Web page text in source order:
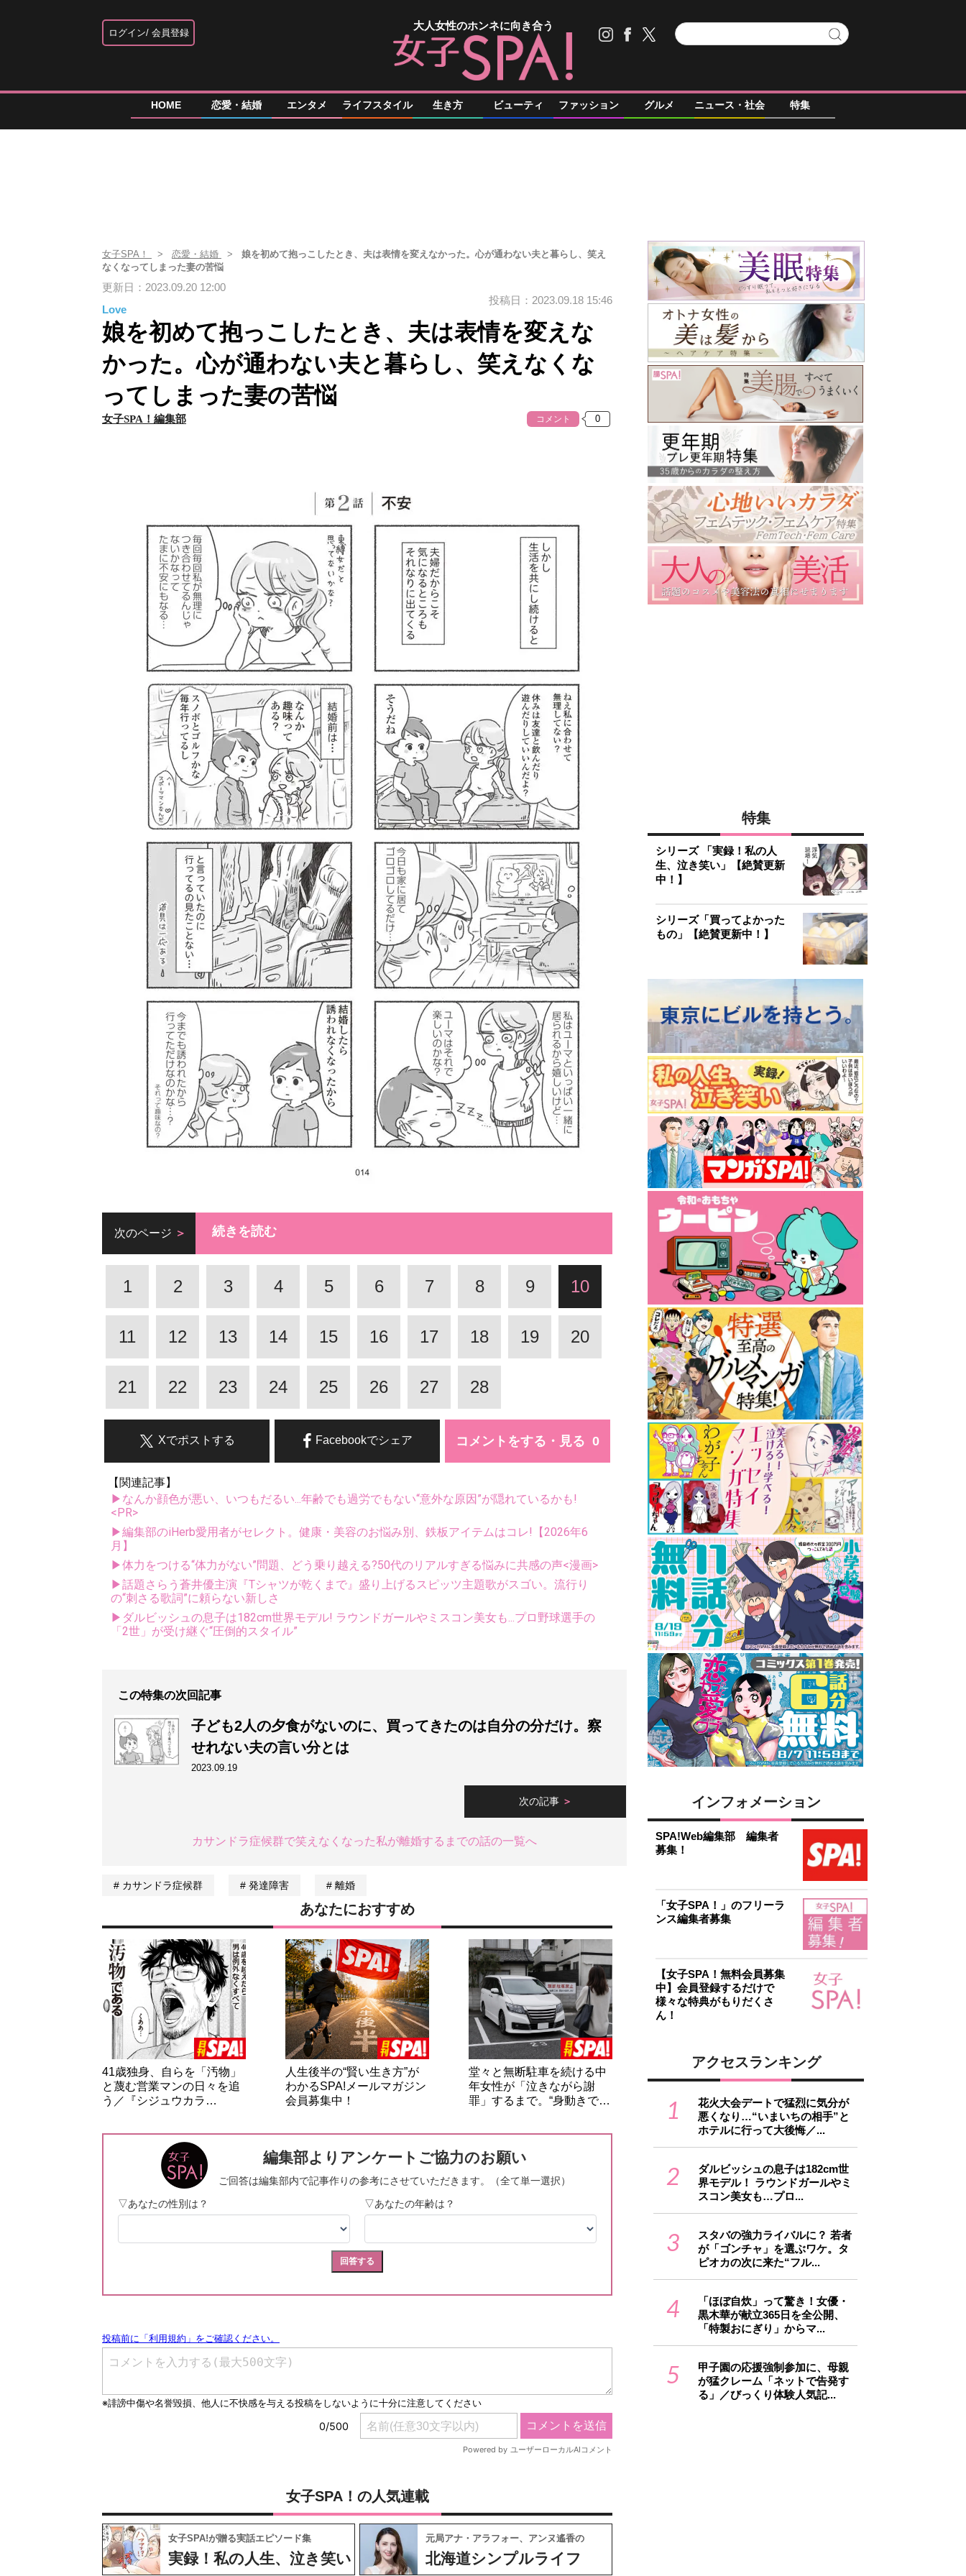
ログイン 会員登録
大人女性のホンネに向き合う
HOME 恋愛・結婚 エンタメ ライフスタイル 生き方 ビューティ ファッション グルメ ニュース・社会 特集
女子SPA！ 恋愛・結婚
娘を初めて抱っこしたとき、夫は表情を変えなかった。心が通わない夫と暮らし、笑え
なくなってしまった妻の苦悩
更新日：2023.09.20 12:00
Love
投稿日：2023.09.18 15:46
娘を初めて抱っこしたとき、夫は表情を変えな
かった。心が通わない夫と暮らし、笑えなくな
ってしまった妻の苦悩
女子SPA！編集部 コメント
次のページ 続きを読む
1 2 3 4 5 6 7 8 9 10
11 12 13 14 15 16 17 18 19 20
21 22 23 24 25 26 27 28
コメントをする・見る
Facebookでシェア
Xでポストする
【関連記事】
▶なんか顔色が悪い、いつもだるい...年齢でも過労でもない“意外な原因”が隠れているかも!
<PR>
▶編集部のiHerb愛用者がセレクト。健康・美容のお悩み別、鉄板アイテムはコレ!【2026年6
月】
▶体力をつける“体力がない”問題、どう乗り越える?50代のリアルすぎる悩みに共感の声<漫画>
▶話題さらう蒼井優主演『Tシャツが乾くまで』盛り上げるスピッツ主題歌がスゴい。流行り
の“刺さる歌詞”に頼らない新しさ
▶ダルビッシュの息子は182cm世界モデル! ラウンドガールやミスコン美女も...プロ野球選手の
「2世」が受け継ぐ“圧倒的スタイル”
この特集の次回記事
子ども2人の夕食がないのに、買ってきたのは自分の分だけ。察
せれない夫の言い分とは
2023.09.19
次の記事
カサンドラ症候群で笑えなくなった私が離婚するまでの話の一覧へ
カサンドラ症候群 発達障害 離婚
あなたにおすすめ
41歳独身、自らを「汚物」
と蔑む営業マンの日々を追
う／『シジュウカラ…
人生後半の“賢い生き方”が
わかるSPA!メールマガジン
会員募集中！
堂々と無断駐車を続ける中
年女性が「泣きながら謝
罪」するまで。“身動きで…
女子SPA！の人気連載
女子SPA!が贈る実話エピソード集
実録！私の人生、泣き笑い
元局アナ・アラフォー、アンヌ遙香の
北海道シンプルライフ
特集
シリーズ 「実録！私の人
生、泣き笑い」【絶賛更新
中！】
シリーズ「買ってよかった
もの」【絶賛更新中！】
インフォメーション
SPA!Web編集部 編集者
募集！
「女子SPA！」のフリーラ
ンス編集者募集
【女子SPA！無料会員募集
中】会員登録するだけで
様々な特典がもりだくさ
ん！
アクセスランキング
1
花火大会デートで猛烈に気分が
悪くなり…“いまいちの相手”と
ホテルに行って大後悔／...
2
ダルビッシュの息子は182cm世
界モデル！ ラウンドガールやミ
スコン美女も…プロ...
3
スタバの強力ライバルに？ 若者
が「ゴンチャ」を選ぶワケ。タ
ピオカの次に来た“フル...
4
「ほぼ自炊」って驚き！女優・
黒木華が献立365日を全公開、
「特製おにぎり」からマ...
5
甲子園の応援強制参加に、母親
が猛クレーム「ネットで告発す
る」／びっくり体験人気記...